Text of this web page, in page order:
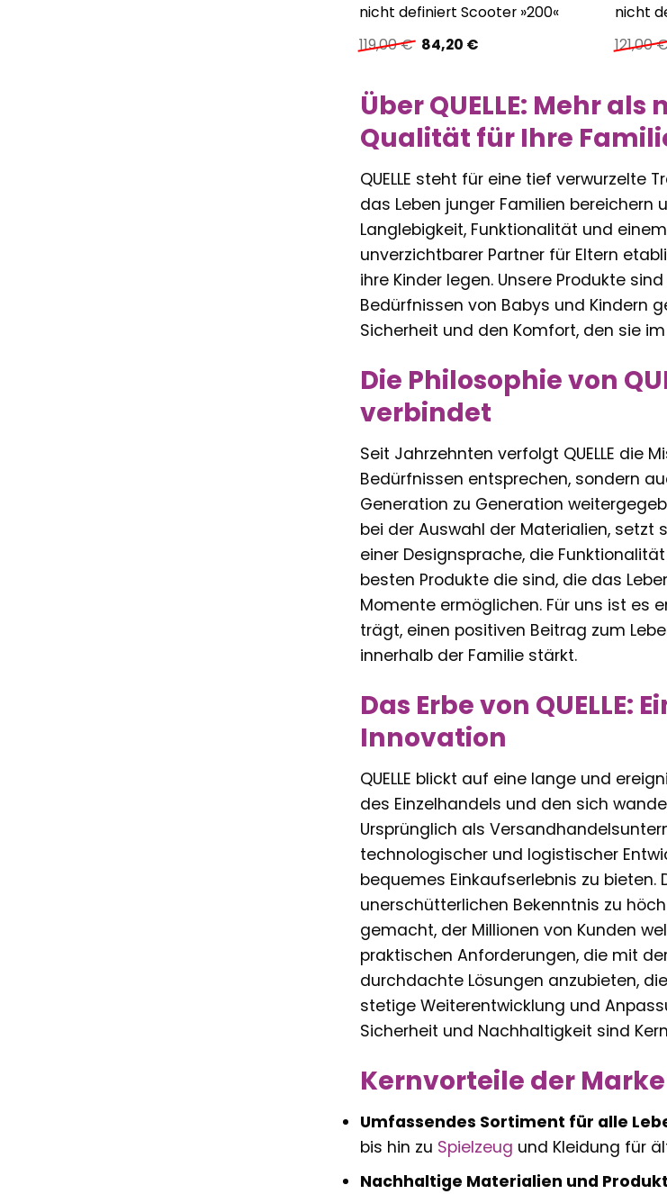
nicht definiert Scooter »200«
119,00€ Ursprünglicher
Preis
84,20 €Aktueller
nicht
121,00
Über QUELLE: Mehr
Qualität für Ihre
QUELLE steht für eine tief verwurzelte
das Leben junger Familien bereichern
Langlebigkeit, Funktionalität und
unverzichtbarer Partner für Eltern
ihre Kinder legen. Unsere Produkte
Bedürfnissen von Babys und Kindern
Sicherheit und den Komfort, den sie
Die Philosophie von
verbindet
Seit Jahrzehnten verfolgt QUELLE die
Bedürfnissen entsprechen, sondern
Generation zu Generation
bei der Auswahl der Materialien,
einer Designsprache, die
besten Produkte die sind, die das
Momente ermöglichen. Für uns ist es
trägt, einen positiven Beitrag zum
innerhalb der Familie stärkt.
Das Erbe von
Innovation
QUELLE blickt auf eine lange und
des Einzelhandels und den sich
Ursprünglich als
technologischer und logistischer
bequemes Einkaufserlebnis zu
unerschütterlichen Bekenntnis zu
gemacht, der Millionen von Kunden
praktischen Anforderungen, die mit
durchdachte Lösungen anzubieten,
stetige Weiterentwicklung und
Sicherheit und Nachhaltigkeit sind
Kernvorteile der Marke
Umfassendes Sortiment für alle
bis hin zu Spielzeug und Kleidung für
Nachhaltige Materialien und